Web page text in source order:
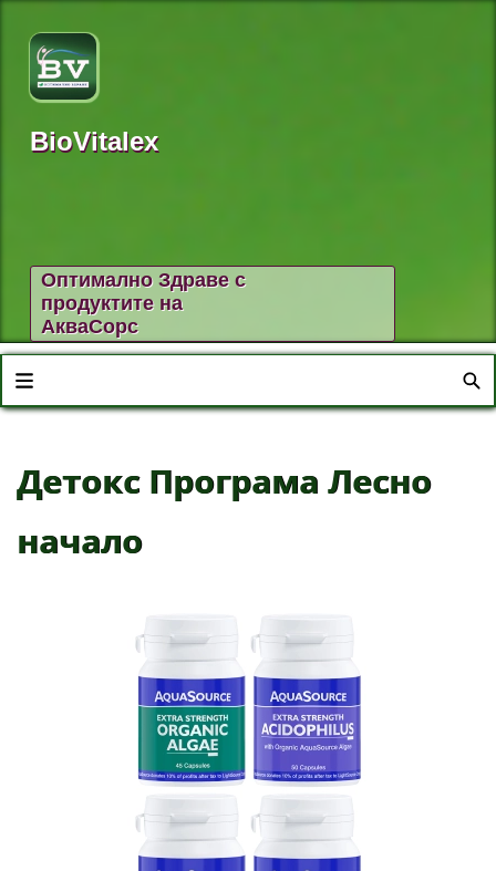
BioVitalex
Оптимално Здраве с
продуктите на
АкваСорс
Детокс Програма Лесно
начало